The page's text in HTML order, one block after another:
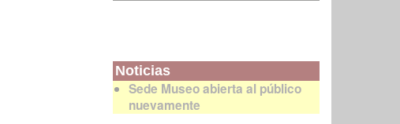
Noticias
Sede Museo abierta al público
nuevamente